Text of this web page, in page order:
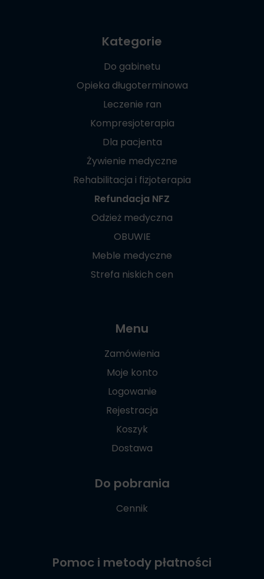
Kategorie
Do gabinetu
Opieka długoterminowa
Leczenie ran
Kompresjoterapia
Dla pacjenta
Żywienie medyczne
Rehabilitacja i fizjoterapia
Refundacja NFZ
Odzież medyczna
OBUWIE
Meble medyczne
Strefa niskich cen
Menu
Zamówienia
Moje konto
Logowanie
Rejestracja
Koszyk
Dostawa
Do pobrania
Cennik
Pomoc i metody płatności